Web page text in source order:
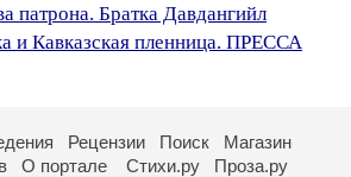
патрона. Братка Давдангийл
и Кавказская пленница. ПРЕССА
Рецензии Поиск
Магазин
О портале Стихи.ру Проза.ру